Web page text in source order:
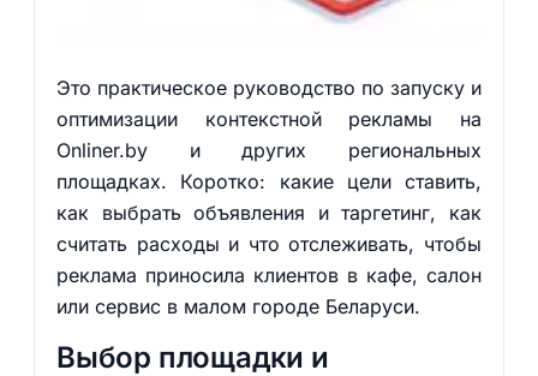
Это практическое руководство по запуску и
оптимизации контекстной рекламы на
Onliner.by и других региональных
площадках. Коротко: какие цели ставить,
как выбрать объявления и таргетинг, как
считать расходы и что отслеживать, чтобы
реклама приносила клиентов в кафе, салон
или сервис в малом городе Беларуси.
Выбор площадки и